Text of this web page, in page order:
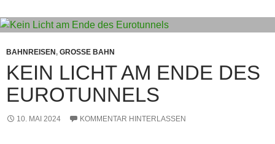
BAHNREISEN, GROSSE BAHN
KEIN LICHT AM ENDE DES
EUROTUNNELS
10. MAI 2024 KOMMENTAR HINTERLASSEN